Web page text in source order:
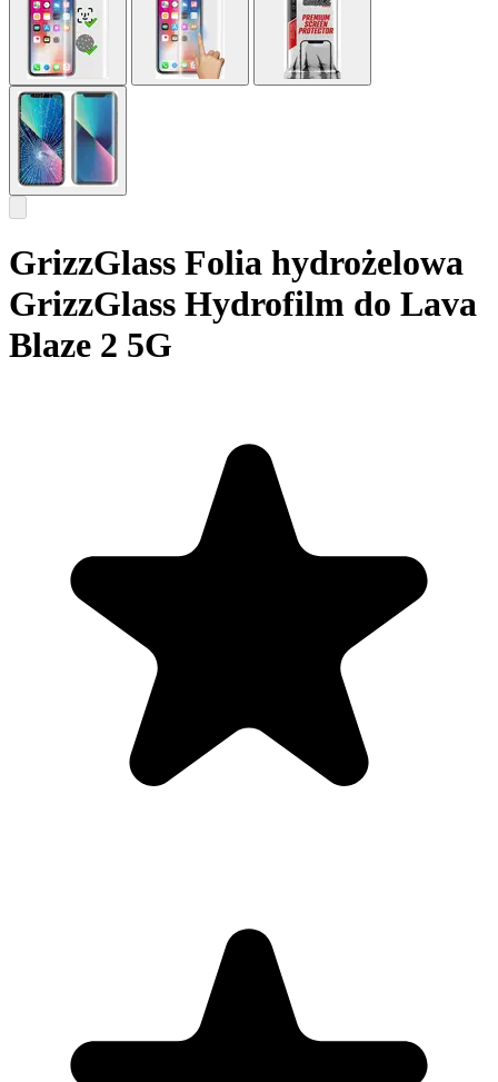
GrizzGlass Folia hydrożelowa
GrizzGlass Hydrofilm do Lava
Blaze 2 5G